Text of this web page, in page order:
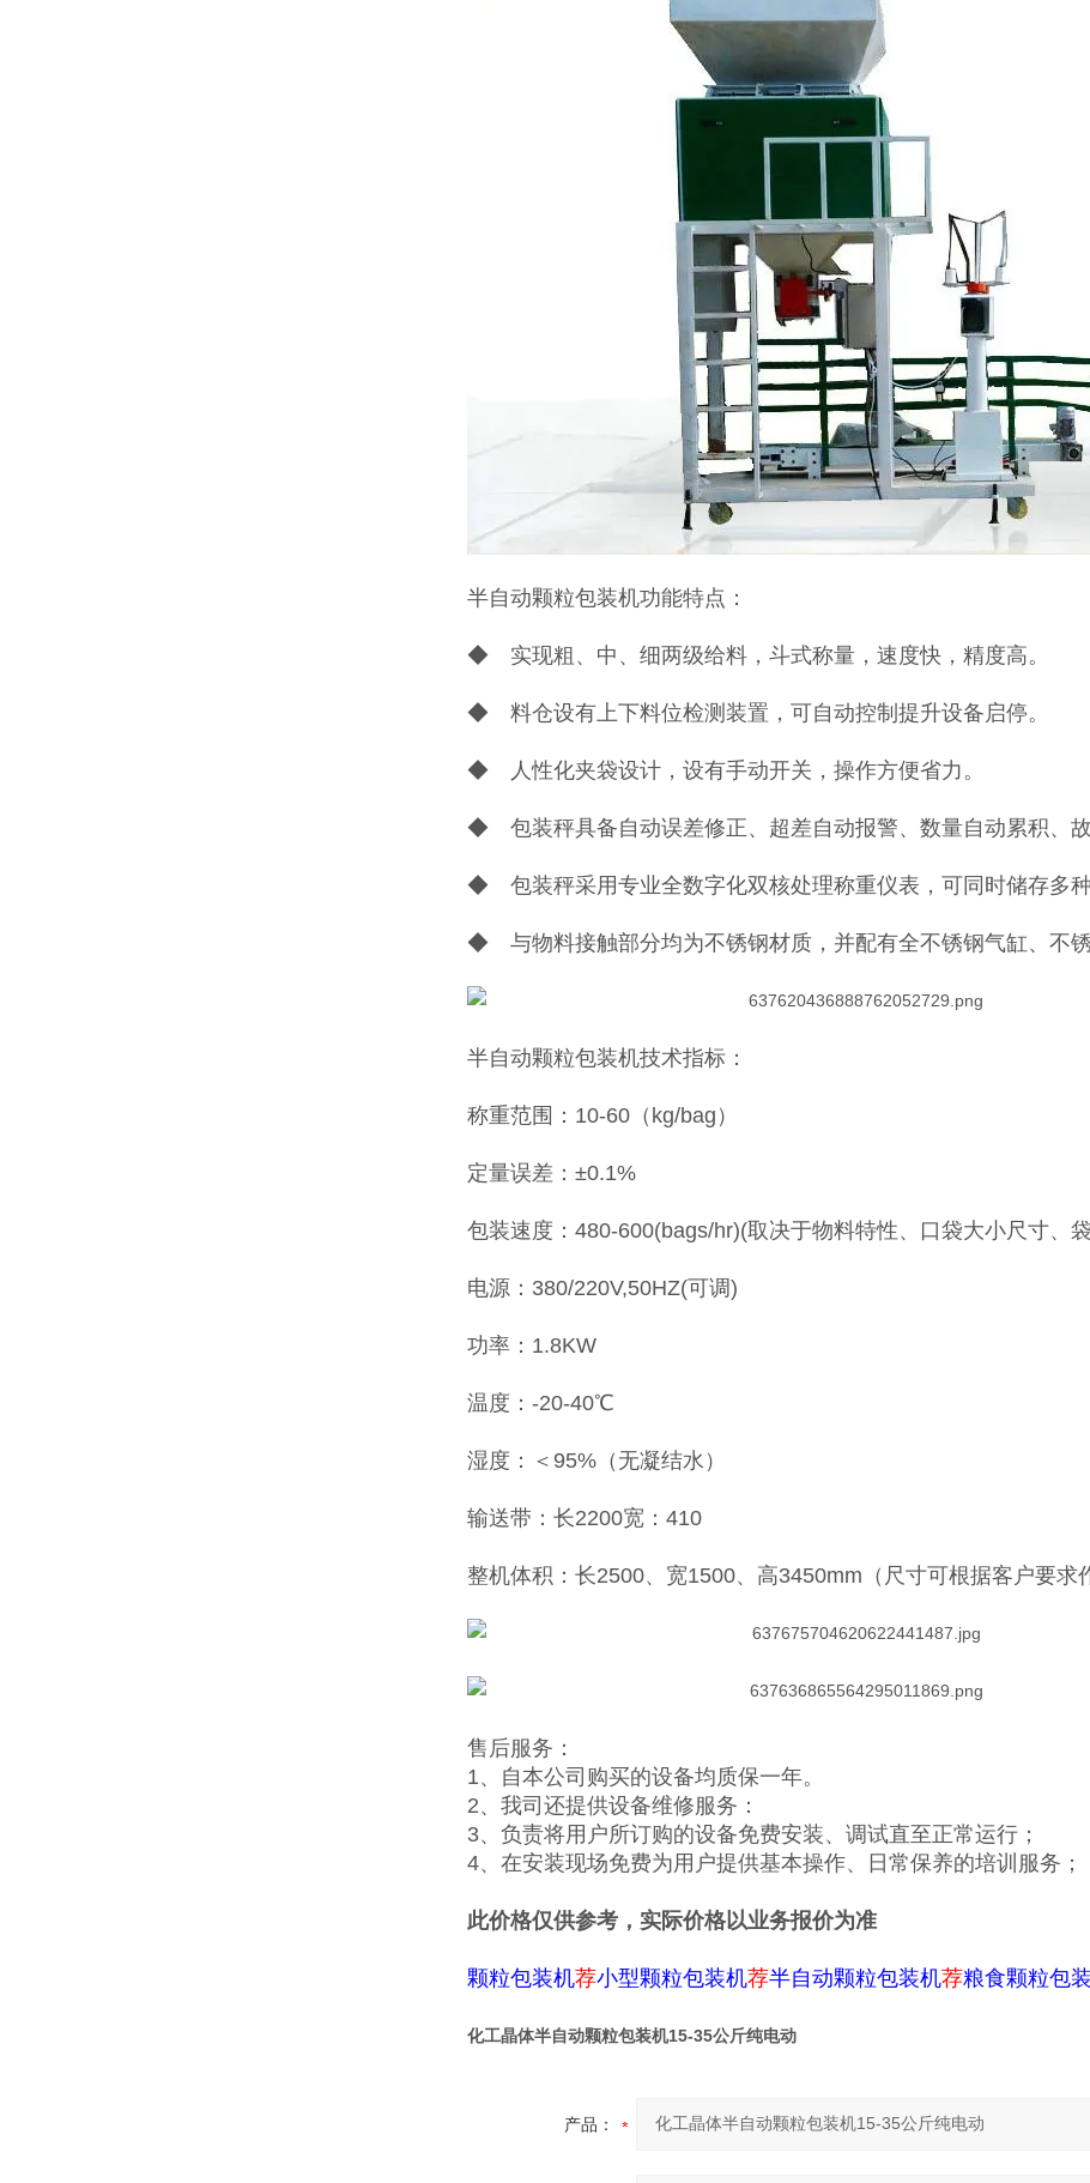
半自动颗粒包装机功能特点：
◆ 实现粗、中、细两级给料，斗式称量，速度快，精度高。
◆ 料仓设有上下料位检测装置，可自动控制提升设备启停。
◆ 人性化夹袋设计，设有手动开关，操作方便省力。
◆ 包装秤具备自动误差修正、超差自动报警、数量自动累积、故
◆ 包装秤采用专业全数字化双核处理称重仪表，可同时储存多种
◆ 与物料接触部分均为不锈钢材质，并配有全不锈钢气缸、不锈
半自动颗粒包装机技术指标：
称重范围：10-60（kg/bag）
定量误差：±0.1%
包装速度：480-600(bags/hr)(取决于物料特性、口袋大小尺寸、
电源：380/220V,50HZ(可调)
功率：1.8KW
温度：-20-40℃
湿度：＜95%（无凝结水）
输送带：长2200宽：410
整机体积：长2500、宽1500、高3450mm（尺寸可根据客户要求
售后服务：
1、自本公司购买的设备均质保一年。
2、我司还提供设备维修服务：
3、负责将用户所订购的设备免费安装、调试直至正常运行；
4、在安装现场免费为用户提供基本操作、日常保养的培训服务；
此价格仅供参考，实际价格以业务报价为准
颗粒包装机荐小型颗粒包装机荐半自动颗粒包装机荐粮食颗粒包
化工晶体半自动颗粒包装机15-35公斤纯电动
产品：